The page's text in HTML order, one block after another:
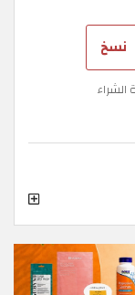
نسخ
الشراء